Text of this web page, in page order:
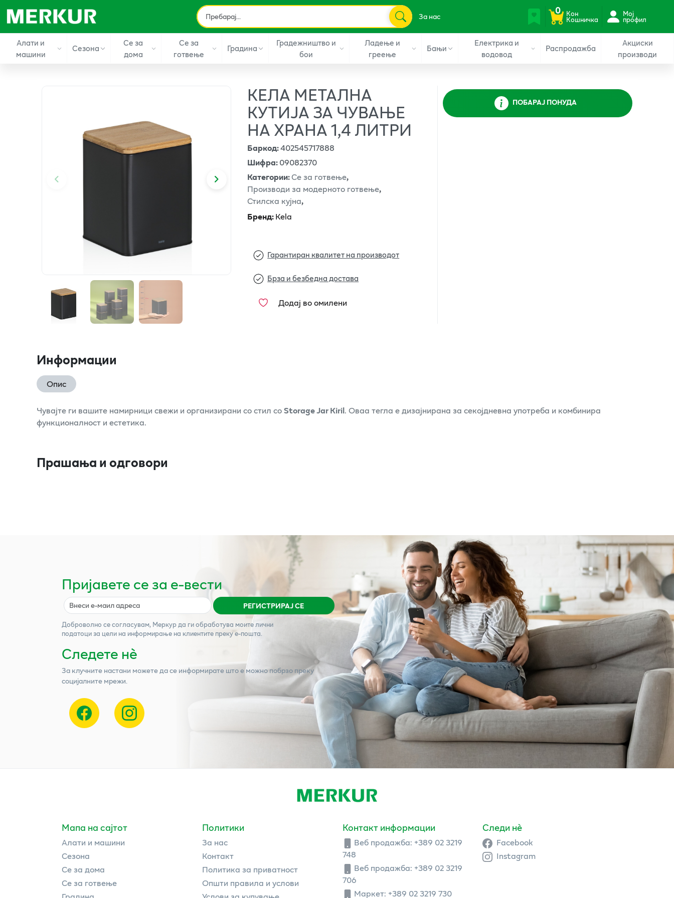
За нас 0 Кон
Кошничка
Мој
профил
Алати и
машини
Сезона
Се за
дома
Се за
готвење
Градина
Градежништво и
бои
Ладење и
греење
Бањи
Електрика и
водовод
Распродажба
Акциски
производи
КЕЛА МЕТАЛНА
КУТИЈА ЗА ЧУВАЊЕ
НА ХРАНА 1,4 ЛИТРИ
Баркод:402545717888
Шифра:09082370
Категории:Се за готвење,
Производи за модерното готвење,
Стилска кујна,
Бренд:Kela
Гарантиран квалитет на производот
Брза и безбедна достава
Додај во омилени
ПОБАРАЈ ПОНУДА
Информации
Опис
Чувајте ги вашите намирници свежи и организирани со стил соStorage Jar Kiril. Оваа тегла е дизајнирана за секојдневна употреба и комбинира
функционалност и естетика.
Прашања и одговори
Пријавете се за е-вести
РЕГИСТРИРАЈ СЕ
Доброволно се согласувам, Меркурда ги обработува моите лични
податоци за цели на информирање на клиентите преку е-пошта.
Следете нѐ
За клучните настани можете да се информирате што е можно побрзо преку
социјалните мрежи.
Мапа на сајтот
Алати и машини
Сезона
Се за дома
Се за готвење
Политики
За нас
Контакт
Политика за приватност
Општи правила и услови
Контакт информации
Веб продажба: +389 02 3219
748
Веб продажба: +389 02 3219
706
Маркет: +389 02 3219 730
Следи нè
Facebook
Instagram